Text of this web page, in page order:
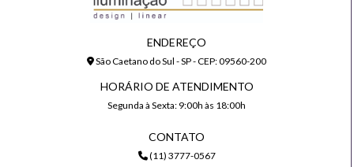
ENDEREÇO
São Caetano do Sul - SP - CEP: 09560-200
HORÁRIO DE ATENDIMENTO
Segunda à Sexta: 9:00h às 18:00h
CONTATO
(11) 3777-0567